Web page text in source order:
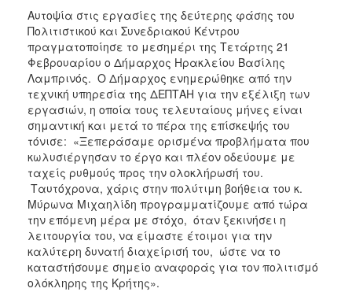
ΠΟΛΙΤΙΣΜΟΣ
ΑΝΘΕΚΤΙΚΗ
ΠΟΛΗ
Αυτοψία στις εργασίες της δεύτερης φάσης του
Πολιτιστικού και Συνεδριακού Κέντρου
πραγματοποίησε το μεσημέρι της Τετάρτης 21
Φεβρουαρίου ο Δήμαρχος Ηρακλείου Βασίλης
Λαμπρινός. Ο Δήμαρχος ενημερώθηκε από την
τεχνική υπηρεσία της ΔΕΠΤΑΗ για την εξέλιξη των
εργασιών, η οποία τους τελευταίους μήνες είναι
σημαντική και μετά το πέρα της επίσκεψής του
τόνισε: «Ξεπεράσαμε ορισμένα προβλήματα που
κωλυσιέργησαν το έργο και πλέον οδεύουμε με
ταχείς ρυθμούς προς την ολοκλήρωσή του.
Ταυτόχρονα, χάρις στην πολύτιμη βοήθεια του κ.
Μύρωνα Μιχαηλίδη προγραμματίζουμε από τώρα
την επόμενη μέρα με στόχο, όταν ξεκινήσει η
λειτουργία του, να είμαστε έτοιμοι για την
καλύτερη δυνατή διαχείρισή του, ώστε να το
καταστήσουμε σημείο αναφοράς για τον πολιτισμό
ολόκληρης της Κρήτης».